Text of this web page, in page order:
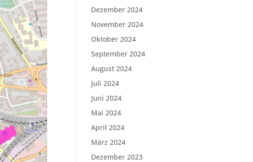
Dezember 2024
November 2024
Oktober 2024
September 2024
August 2024
Juli 2024
Juni 2024
Mai 2024
April 2024
März 2024
Dezember 2023